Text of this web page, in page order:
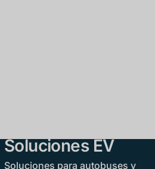
Soluciones EV
Soluciones para autobuses y